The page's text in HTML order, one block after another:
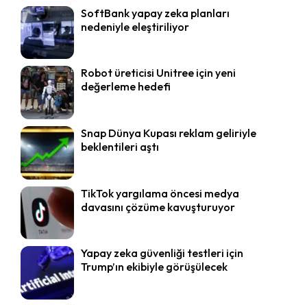
SoftBank yapay zeka planları
nedeniyle eleştiriliyor
Robot üreticisi Unitree için yeni
değerleme hedefi
Snap Dünya Kupası reklam geliriyle
beklentileri aştı
TikTok yargılama öncesi medya
davasını çözüme kavuşturuyor
Yapay zeka güvenliği testleri için
Trump’ın ekibiyle görüşülecek